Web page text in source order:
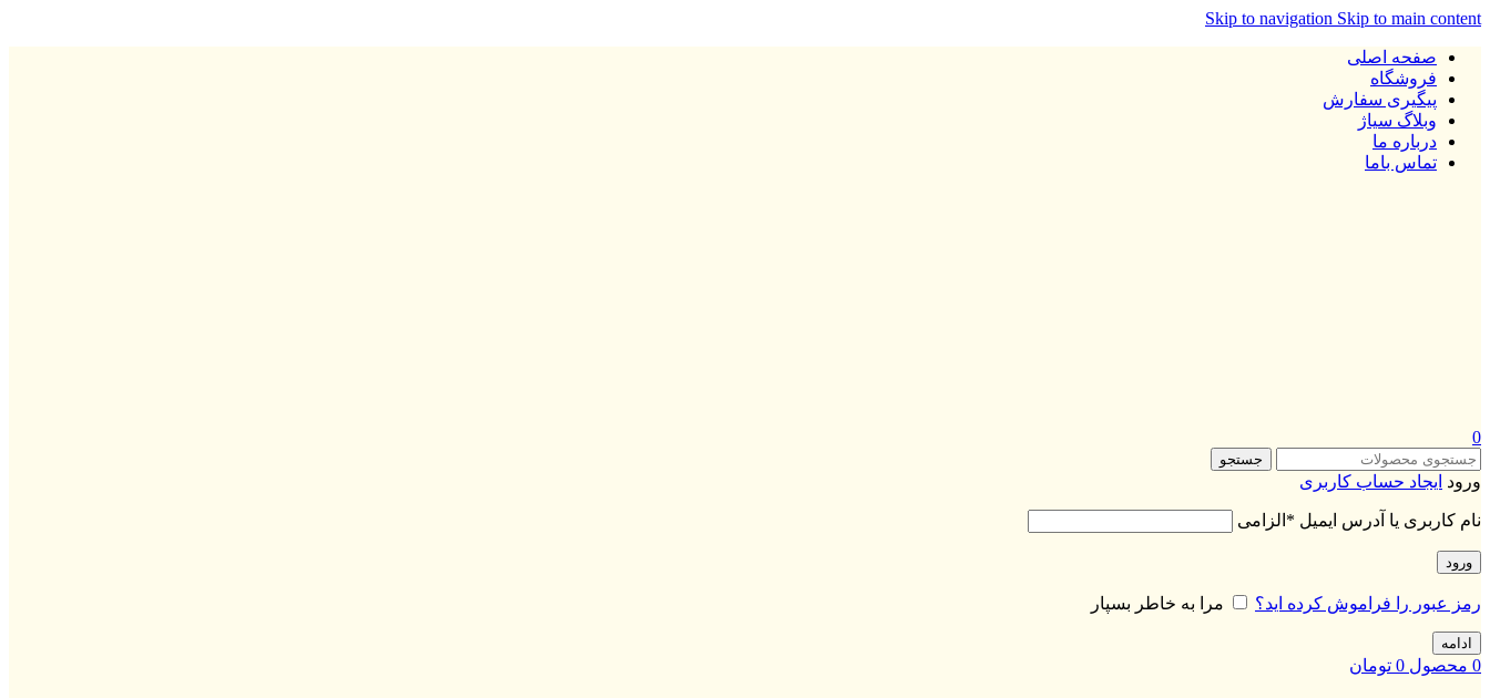
Skip to navigation Skip to main content
صفحه اصلی
فروشگاه
پیگیری سفارش
وبلاگ سیاژ
درباره ما
تماس باما
0
جستجو
ورود ایجاد حساب کاربری
نام کاربری یا آدرس ایمیل * الزامی
ورود
رمز عبور را فراموش کرده اید؟ مرا به خاطر بسپار
ادامه
0 محصول 0 تومان